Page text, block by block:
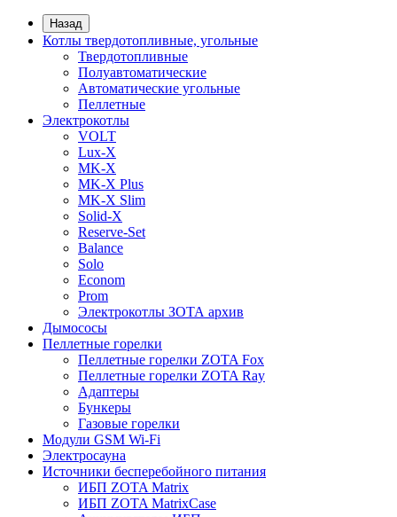
Назад
Котлы твердотопливные, угольные
Твердотопливные
Полуавтоматические
Автоматические угольные
Пеллетные
Электрокотлы
VOLT
Lux-X
MK-X
MK-X Plus
MK-X Slim
Solid-X
Reserve-Set
Balance
Solo
Econom
Prom
Электрокотлы ЗОТА архив
Дымососы
Пеллетные горелки
Пеллетные горелки ZOTA Fox
Пеллетные горелки ZOTA Ray
Адаптеры
Бункеры
Газовые горелки
Модули GSM Wi-Fi
Электросауна
Источники бесперебойного питания
ИБП ZOTA Matrix
ИБП ZOTA MatrixCase